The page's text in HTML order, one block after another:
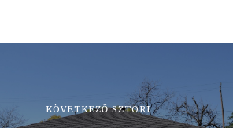
KÖVETKEZŐ SZTORI